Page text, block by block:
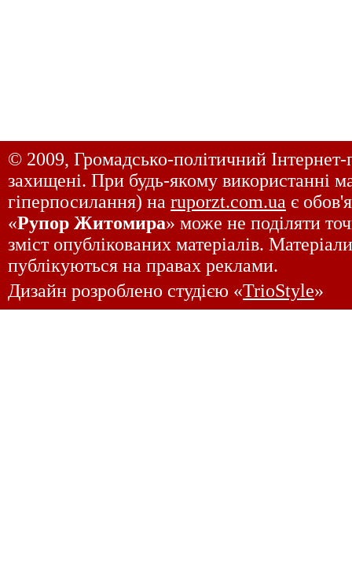
© 2009, Громадсько-політичний Інтернет-
захищені. При будь-якому використанні
гіперпосилання) на ruporzt.com.ua є
«Рупор Житомира» може не поділяти
зміст опублікованих матеріалів.
публікуються на правах реклами.
Дизайн розроблено студією «TrioStyle»